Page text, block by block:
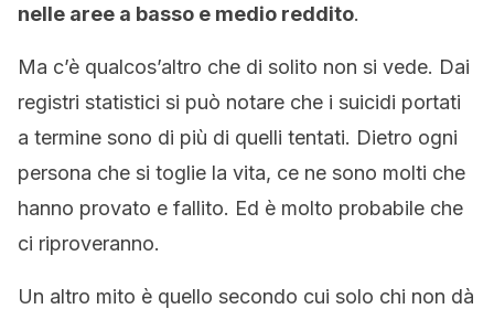
nelle aree a basso e medio reddito.
Ma c’è qualcos’altro che di solito non si vede. Dai
registri statistici si può notare che i suicidi portati
a termine sono di più di quelli tentati. Dietro ogni
persona che si toglie la vita, ce ne sono molti che
hanno provato e fallito. Ed è molto probabile che
ci riproveranno.
Un altro mito è quello secondo cui solo chi non dà